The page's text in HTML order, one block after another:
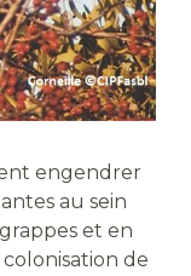
engendrer
au sein
et en
colonisation de